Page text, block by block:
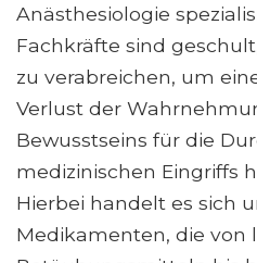
Anästhesiologie
Fachkräfte sind
zu verabreichen, um
Verlust der
Bewusstseins für die
medizinischen Eingriffs
Hierbei handelt es sich
Medikamenten, die von